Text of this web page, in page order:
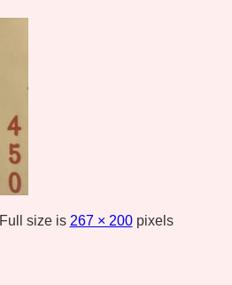
Full size is 267 × 200pixels